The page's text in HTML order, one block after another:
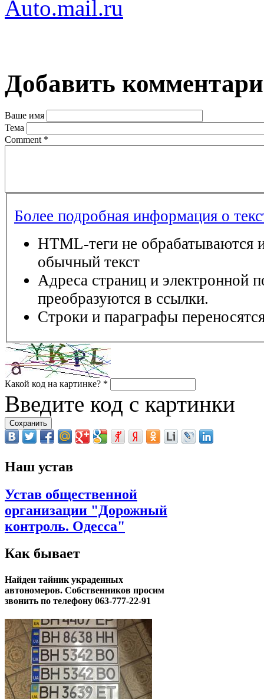
Auto.mail.ru
Добавить
Ваше имя
Тема
Comment *
Более подробная информация о
HTML-теги не обрабатываются
обычный текст
Адреса страниц и электронной
преобразуются в ссылки.
Строки и параграфы
Какой код на картинке? *
Введите код с картинки
Наш устав
Устав общественной
организации "Дорожный
контроль. Одесса"
Как бывает
Найден тайник украденных
автономеров. Собственников просим
звонить по телефону 063-777-22-91